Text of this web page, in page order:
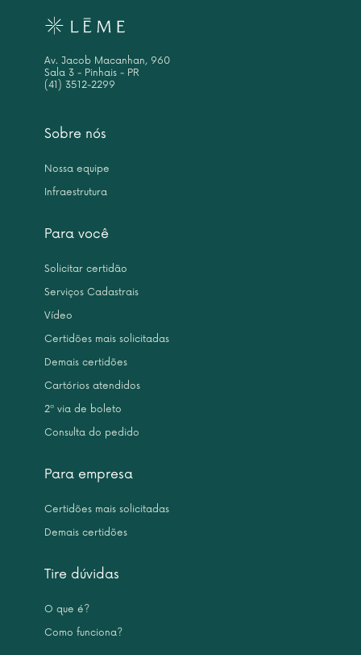
Sobre nós
Nossa equipe
Infraestrutura
Para você
Solicitar certidão
Serviços Cadastrais
Vídeo
Certidões mais solicitadas
Demais certidões
Cartórios atendidos
2ª via de boleto
Consulta do pedido
Para empresa
Certidões mais solicitadas
Demais certidões
Tire dúvidas
O que é?
Como funciona?
Av. Jacob Macanhan, 960
Sala 3 - Pinhais - PR
(41) 3512-2299